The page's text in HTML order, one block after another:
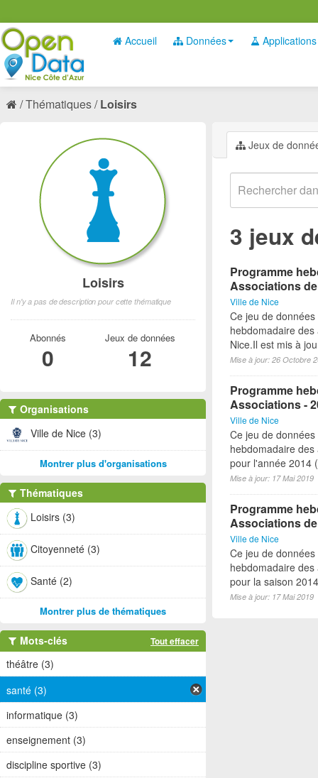
Accueil Données Applications
Thématiques Loisirs
Jeux de
3 jeux
Programme
Associations
Ville de Nice
Ce jeu de
hebdomadaire
Nice.Il est mis à
Mise à jour: 26 Octobre
Programme
Associations -
Ville de Nice
Ce jeu de
hebdomadaire
pour l'année 2014
Mise à jour: 17 Mai 2019
Programme
Associations
Ville de Nice
Ce jeu de
hebdomadaire
pour la saison
Mise à jour: 17 Mai 2019
Loisirs
Il n'y a pas de description pour cette thématique
Abonnés
0
Jeux de données
12
Organisations
Ville de Nice (3)
Montrer plus d'organisations
Thématiques
Loisirs (3)
Citoyenneté (3)
Santé (2)
Montrer plus de thématiques
Mots-clés Tout effacer
théâtre (3)
santé (3)
informatique (3)
enseignement (3)
discipline sportive (3)